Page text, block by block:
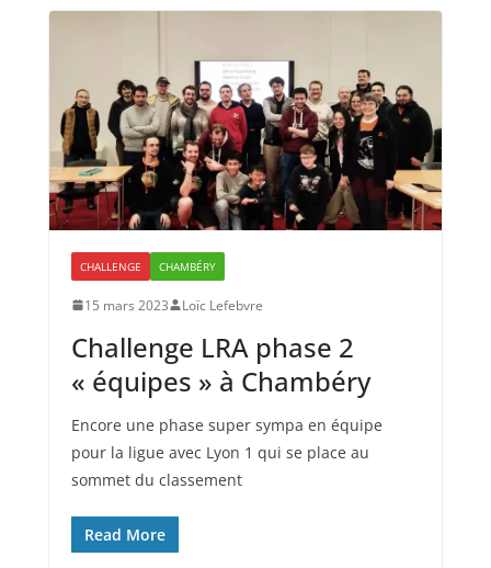
CHALLENGE CHAMBÉRY
15 mars 2023 Loïc Lefebvre
Challenge LRA phase 2
« équipes » à Chambéry
Encore une phase super sympa en équipe
pour la ligue avec Lyon 1 qui se place au
sommet du classement
Read More